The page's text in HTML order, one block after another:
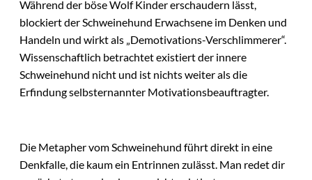
Während der böse Wolf Kinder erschaudern lässt,
blockiert der Schweinehund Erwachsene im Denken und
Handeln und wirkt als „Demotivations-Verschlimmerer“.
Wissenschaftlich betrachtet existiert der innere
Schweinehund nicht und ist nichts weiter als die
Erfindung selbsternannter Motivationsbeauftragter.
Die Metapher vom Schweinehund führt direkt in eine
Denkfalle, die kaum ein Entrinnen zulässt. Man redet dir